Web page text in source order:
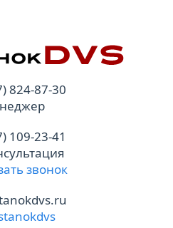
824-87-30
109-23-41
звонок